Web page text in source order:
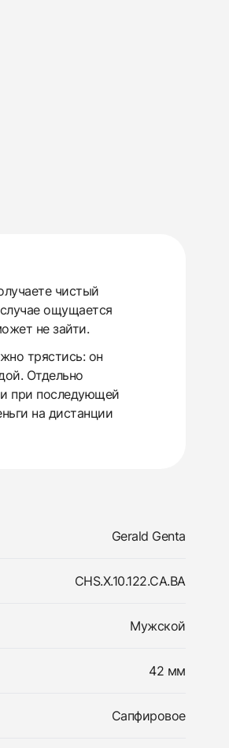
чистый
ощущается
не зайти.
трястись: он
Отдельно
при последующей
на дистанции
Gerald Genta
CHS.X.10.122.CA.BA
Мужской
42 мм
Сапфировое